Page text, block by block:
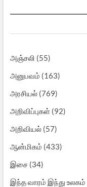
அஞ்சலி (55)
அனுபவம் (163)
அரசியல்(769)
அறிவிப்புகள்(92)
அறிவியல்(57)
ஆன்மிகம் (433)
இசை(34)
இந்த வாரம் இந்து உலகம்